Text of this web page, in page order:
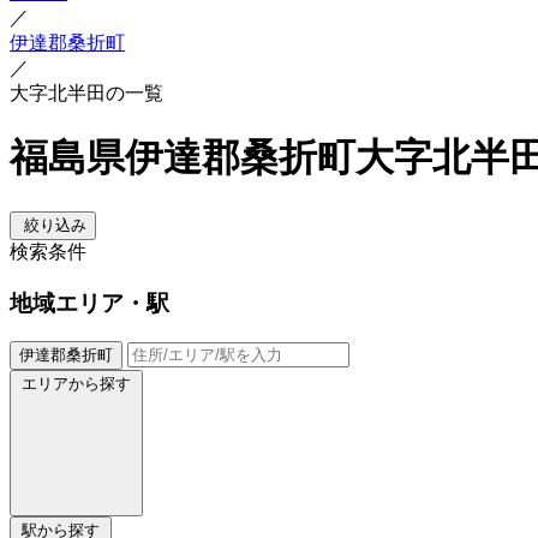
／
伊達郡桑折町
／
大字北半田の一覧
福島県伊達郡桑折町大字北半
絞り込み
検索条件
地域エリア・駅
伊達郡桑折町
エリアから探す
駅から探す